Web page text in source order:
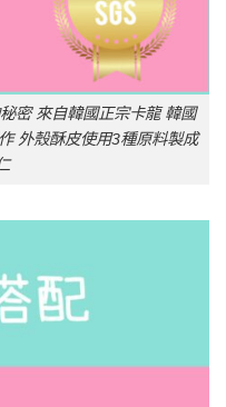
密 來自韓國正宗卡龍 韓國
外殼酥皮使用3種原料製成